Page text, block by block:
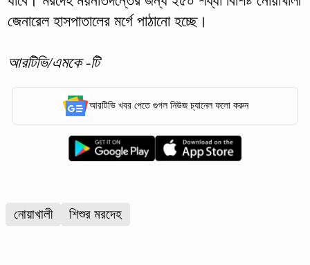
জেনারেল হাসপাতালের মর্গে পাঠানো হচ্ছে।
আরটিভি/এমকে -টি
আরটিভি খবর পেতে গুগল নিউজ চ্যানেল ফলো করুন
নোয়াখালী শিশুর মরদেহ